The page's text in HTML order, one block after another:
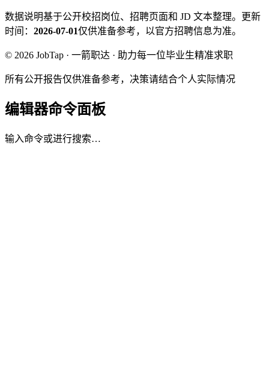
数据说明基于公开校招岗位、招聘页面和 JD 文本整理。
更新
时间： 2026-07-01仅供准备参考，以官方招聘信息为准。
© 2026 JobTap · 一箭职达 · 助力每一位毕业生精准求职
所有公开报告仅供准备参考，决策请结合个人实际情况
编辑器命令面板
输入命令或进行搜索…